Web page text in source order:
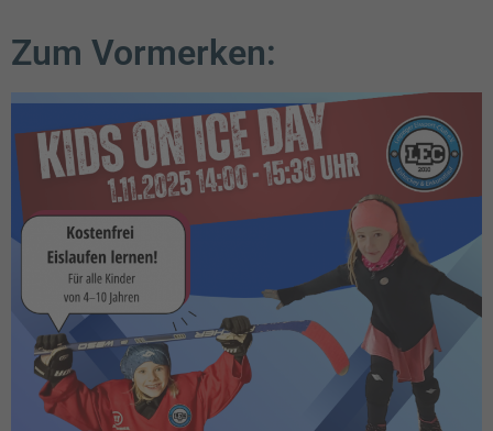
Zum Vormerken: